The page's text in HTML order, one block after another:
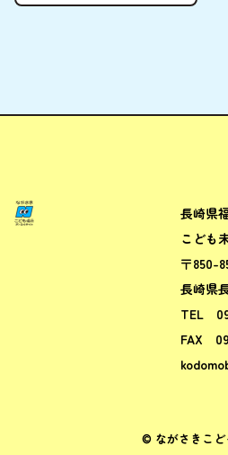
長崎県
こども
〒850-
長崎県
TEL
FAX
© ながさきこど